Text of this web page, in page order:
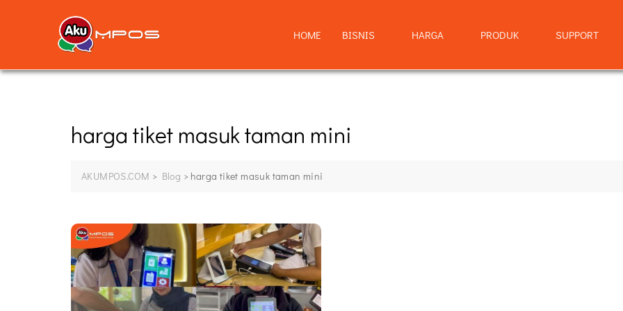
HOME BISNIS HARGA PRODUK SUPPORT
harga tiket masuk taman mini
AKUMPOS.COM > Blog > harga tiket masuk taman mini